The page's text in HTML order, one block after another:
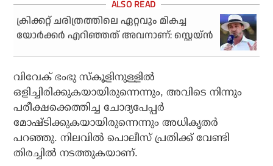
ക്രിക്കറ്റ് ചരിത്രത്തിലെ ഏറ്റവും മികച്ച
യോർക്കർ എറിഞ്ഞത് അവനാണ്: സ്റ്റെയ്ൻ
വിവേക് ഭംഭു സ്കൂളിനുള്ളിൽ
ഒളിച്ചിരിക്കുകയായിരുന്നെന്നും, അവിടെ നിന്നും
പരീക്ഷക്കെത്തിച്ച ചോദ്യപേപ്പർ
മോഷ്ടിക്കുകയായിരുന്നെന്നും അധികൃതർ
പറഞ്ഞു. നിലവിൽ പൊലീസ് പ്രതിക്ക് വേണ്ടി
തിരച്ചിൽ നടത്തുകയാണ്.